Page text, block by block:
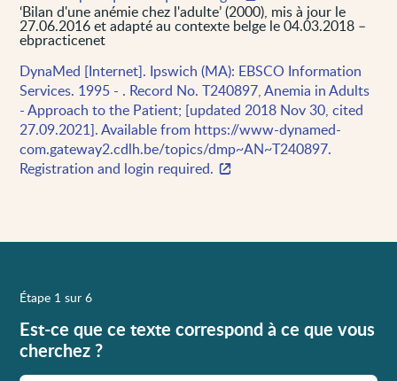
‘Bilan d'une anémie chez l'adulte’ (2000), mis à jour le
27.06.2016 et adapté au contexte belge le 04.03.2018 –
ebpracticenet
DynaMed [Internet]. Ipswich (MA): EBSCO Information
Services. 1995 - . Record No. T240897, Anemia in Adults
- Approach to the Patient; [updated 2018 Nov 30, cited
27.09.2021]. Available from https://www-dynamed-
com.gateway2.cdlh.be/topics/dmp~AN~T240897.
Registration and login required.
Étape 1 sur 6
Est-ce que ce texte correspond à ce que vous
cherchez ?